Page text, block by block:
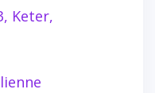
Keter,